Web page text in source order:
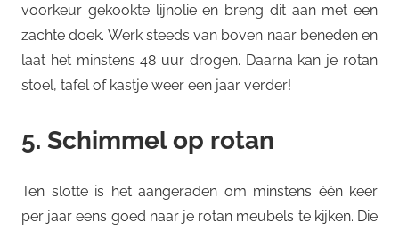
voorkeur gekookte lijnolie en breng dit aan met een
zachte doek. Werk steeds van boven naar beneden en
laat het minstens 48 uur drogen. Daarna kan je rotan
stoel, tafel of kastje weer een jaar verder!
5. Schimmel op rotan
Ten slotte is het aangeraden om minstens één keer
per jaar eens goed naar je rotan meubels te kijken. Die